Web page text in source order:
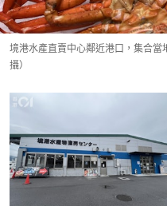
境港水產直賣中心鄰近港口，集合
攝）